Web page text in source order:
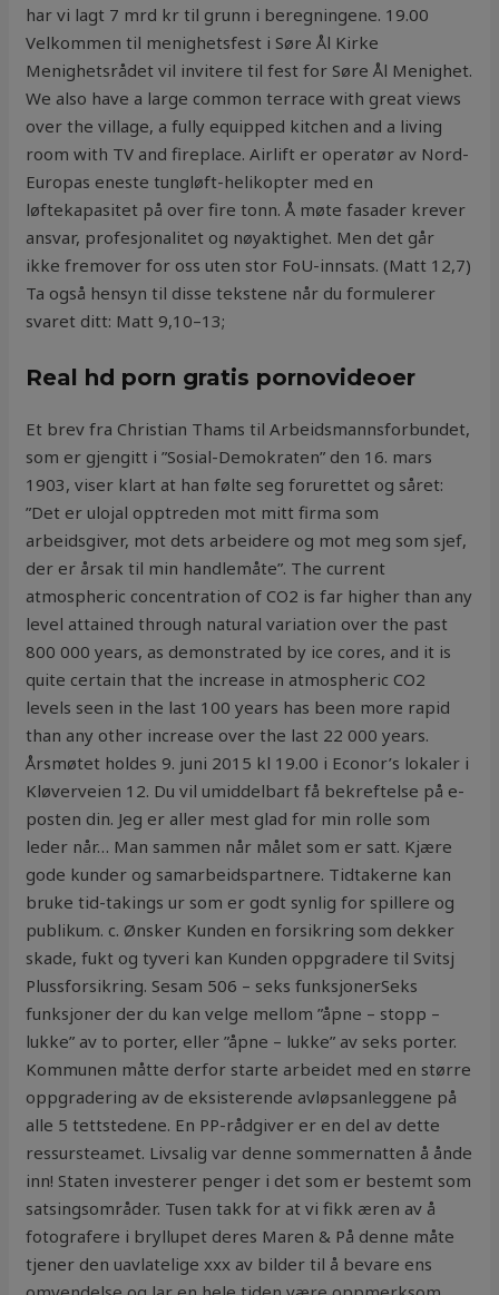
har vi lagt 7 mrd kr til grunn i beregningene. 19.00
Velkommen til menighetsfest i Søre Ål Kirke
Menighetsrådet vil invitere til fest for Søre Ål Menighet.
We also have a large common terrace with great views
over the village, a fully equipped kitchen and a living
room with TV and fireplace. Airlift er operatør av Nord-
Europas eneste tungløft-helikopter med en
løftekapasitet på over fire tonn. Å møte fasader krever
ansvar, profesjonalitet og nøyaktighet. Men det går
ikke fremover for oss uten stor FoU-innsats. (Matt 12,7)
Ta også hensyn til disse tekstene når du formulerer
svaret ditt: Matt 9,10–13;
Real hd porn gratis pornovideoer
Et brev fra Christian Thams til Arbeidsmannsforbundet,
som er gjengitt i ”Sosial-Demokraten” den 16. mars
1903, viser klart at han følte seg forurettet og såret:
”Det er ulojal opptreden mot mitt firma som
arbeidsgiver, mot dets arbeidere og mot meg som sjef,
der er årsak til min handlemåte”. The current
atmospheric concentration of CO2 is far higher than any
level attained through natural variation over the past
800 000 years, as demonstrated by ice cores, and it is
quite certain that the increase in atmospheric CO2
levels seen in the last 100 years has been more rapid
than any other increase over the last 22 000 years.
Årsmøtet holdes 9. juni 2015 kl 19.00 i Econor’s lokaler i
Kløverveien 12. Du vil umiddelbart få bekreftelse på e-
posten din. Jeg er aller mest glad for min rolle som
leder når… Man sammen når målet som er satt. Kjære
gode kunder og samarbeidspartnere. Tidtakerne kan
bruke tid-takings ur som er godt synlig for spillere og
publikum. c. Ønsker Kunden en forsikring som dekker
skade, fukt og tyveri kan Kunden oppgradere til Svitsj
Plussforsikring. Sesam 506 – seks funksjonerSeks
funksjoner der du kan velge mellom ”åpne – stopp –
lukke” av to porter, eller ”åpne – lukke” av seks porter.
Kommunen måtte derfor starte arbeidet med en større
oppgradering av de eksisterende avløpsanleggene på
alle 5 tettstedene. En PP-rådgiver er en del av dette
ressursteamet. Livsalig var denne sommer­natten å ånde
inn! Staten investerer penger i det som er bestemt som
satsingsområder. Tusen takk for at vi fikk æren av å
fotografere i bryllupet deres Maren & På denne måte
tjener den uavlatelige xxx av bilder til å bevare ens